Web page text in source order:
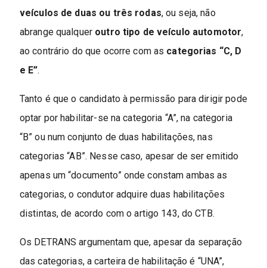
veículos de duas ou três rodas, ou seja, não
abrange qualquer outro tipo de veículo automotor,
ao contrário do que ocorre com as categorias “C, D
e E”.
Tanto é que o candidato à permissão para dirigir pode
optar por habilitar-se na categoria “A”, na categoria
“B” ou num conjunto de duas habilitações, nas
categorias “AB”. Nesse caso, apesar de ser emitido
apenas um “documento” onde constam ambas as
categorias, o condutor adquire duas habilitações
distintas, de acordo com o artigo 143, do CTB.
Os DETRANS argumentam que, apesar da separação
das categorias, a carteira de habilitação é “UNA”,